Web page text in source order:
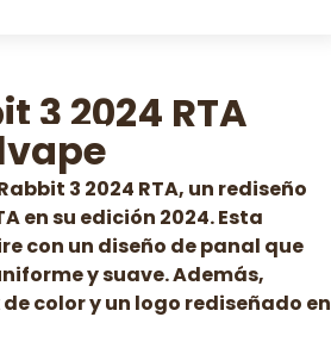
3 2024 RTA
3 2024 RTA, un rediseño
en su edición 2024. Esta
con un diseño de panal que
y suave. Además,
color y un logo rediseñado en